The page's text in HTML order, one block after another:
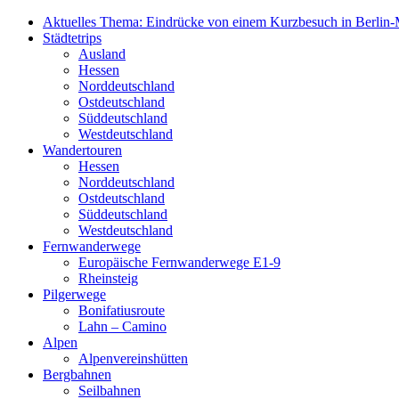
Aktuelles Thema: Eindrücke von einem Kurzbesuch in
Städtetrips
Ausland
Hessen
Norddeutschland
Ostdeutschland
Süddeutschland
Westdeutschland
Wandertouren
Hessen
Norddeutschland
Ostdeutschland
Süddeutschland
Westdeutschland
Fernwanderwege
Europäische Fernwanderwege E1-9
Rheinsteig
Pilgerwege
Bonifatiusroute
Lahn – Camino
Alpen
Alpenvereinshütten
Bergbahnen
Seilbahnen